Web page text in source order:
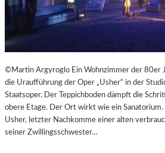
©Martin Argyroglo Ein Wohnzimmer der 80er
die Uraufführung der Oper „Usher“ in der
Staatsoper. Der Teppichboden dämpft die
obere Etage. Der Ort wirkt wie ein
Usher, letzter Nachkomme einer alten
seiner Zwillingsschwester…